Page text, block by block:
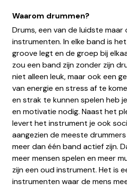
Waarom drummen?
Drums, een van de luidste
instrumenten. In elke band is
groove legt en de groep bij
zou een band zijn zonder zijn
niet alleen leuk, maar ook een
van energie en stress af te
en strak te kunnen spelen heb
en motivatie nodig. Naast het
levert het instrument je ook
aangezien de meeste
meer dan één band actief zijn.
meer mensen spelen en meer
zijn een oud instrument. Het is
instrumenten waar de mens